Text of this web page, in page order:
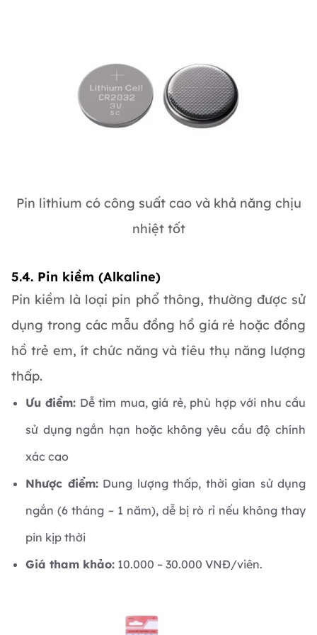
Pin lithium có công suất cao và khả năng chịu
nhiệt tốt
5.4. Pin kiềm (Alkaline)
Pin kiềm là loại pin phổ thông, thường được sử
dụng trong các mẫu đồng hồ giá rẻ hoặc đồng
hồ trẻ em, ít chức năng và tiêu thụ năng lượng
thấp.
Ưu điểm: Dễ tìm mua, giá rẻ, phù hợp với nhu cầu
sử dụng ngắn hạn hoặc không yêu cầu độ chính
xác cao
Nhược điểm:Dung lượng thấp, thời gian sử dụng
ngắn (6 tháng – 1 năm), dễ bị rò rỉ nếu không thay
pin kịp thời
Giá tham khảo: 10.000 – 30.000 VNĐ/viên.